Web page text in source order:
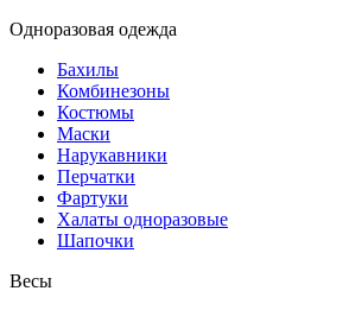
Одноразовая одежда
Бахилы
Комбинезоны
Костюмы
Маски
Нарукавники
Перчатки
Фартуки
Халаты одноразовые
Шапочки
Весы